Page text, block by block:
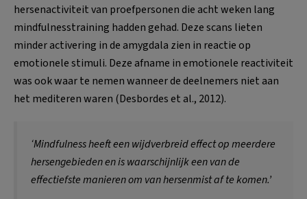
hersenactiviteit van proefpersonen die acht weken lang
mindfulnesstraining hadden gehad. Deze scans lieten
minder activering in de amygdala zien in reactie op
emotionele stimuli. Deze afname in emotionele reactiviteit
was ook waar te nemen wanneer de deelnemers niet aan
het mediteren waren (Desbordes et al., 2012).
‘Mindfulness heeft een wijdverbreid effect op meerdere
hersengebieden en is waarschijnlijk een van de
effectiefste manieren om van hersenmist af te komen.’